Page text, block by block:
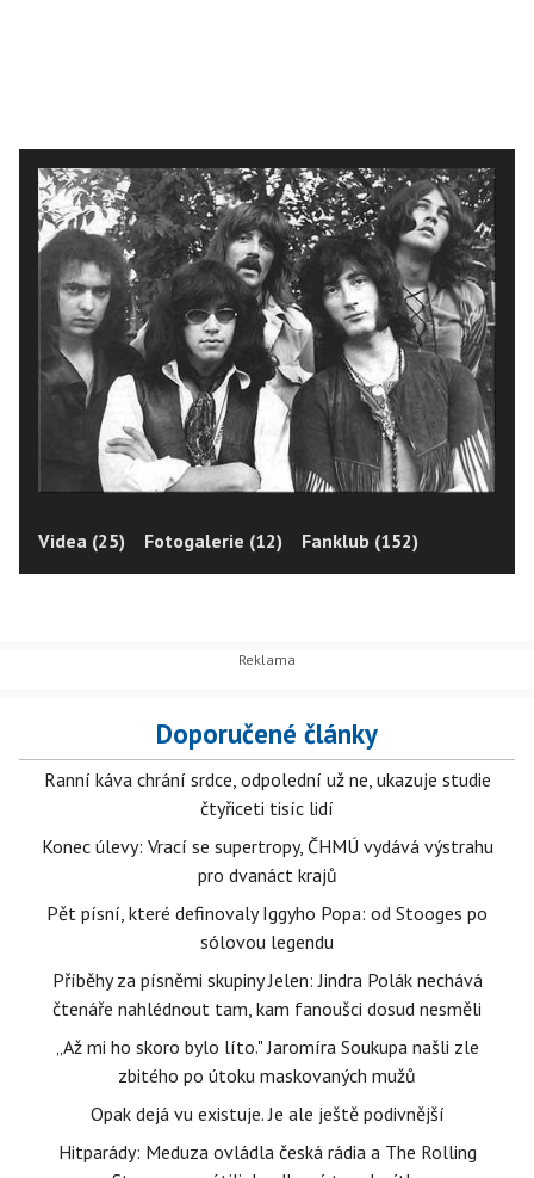
Videa (25) Fotogalerie (12) Fanklub (152)
Doporučené články
Ranní káva chrání srdce, odpolední už ne, ukazuje studie
čtyřiceti tisíc lidí
Konec úlevy: Vrací se supertropy, ČHMÚ vydává výstrahu
pro dvanáct krajů
Pět písní, které definovaly Iggyho Popa: od Stooges po
sólovou legendu
Příběhy za písněmi skupiny Jelen: Jindra Polák nechává
čtenáře nahlédnout tam, kam fanoušci dosud nesměli
„Až mi ho skoro bylo líto." Jaromíra Soukupa našli zle
zbitého po útoku maskovaných mužů
Opak dejá vu existuje. Je ale ještě podivnější
Hitparády: Meduza ovládla česká rádia a The Rolling